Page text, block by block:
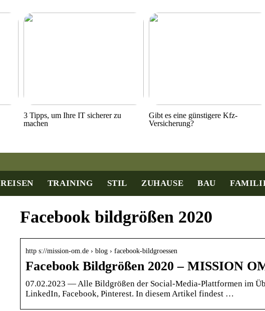
3 Tipps, um Ihre IT sicherer zu
machen
Gibt es eine günstigere Kfz-
Versicherung?
REISEN TRAINING STIL ZUHAUSE BAU
Facebook bildgrößen 2020
http s://mission-om.de › blog › facebook-bildgroessen
Facebook Bildgrößen 2020 – MISSION
07.02.2023 — Alle Bildgrößen der Social-Media-Plattformen im
LinkedIn, Facebook, Pinterest. In diesem Artikel findest …